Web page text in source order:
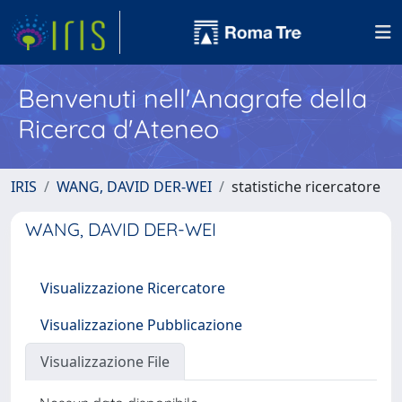
Benvenuti nell'Anagrafe della
Ricerca d'Ateneo
IRIS WANG, DAVID DER-WEI statistiche ricercatore
WANG, DAVID DER-WEI
Visualizzazione Ricercatore
Visualizzazione Pubblicazione
Visualizzazione File